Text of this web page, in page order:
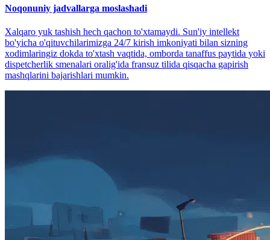
Noqonuniy jadvallarga moslashadi
Xalqaro yuk tashish hech qachon to'xtamaydi. Sun'iy intellekt
bo'yicha o'qituvchilarimizga 24/7 kirish imkoniyati bilan sizning
xodimlaringiz dokda to'xtash vaqtida, omborda tanaffus paytida yoki
dispetcherlik smenalari oralig'ida fransuz tilida qisqacha gapirish
mashqlarini bajarishlari mumkin.